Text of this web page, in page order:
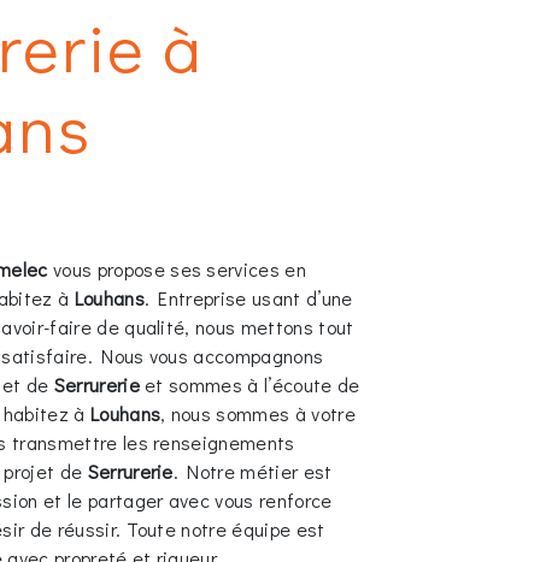
à
vous propose ses services en
à Louhans. Entreprise usant d’une
faire de qualité, nous mettons tout
Nous vous accompagnons
de Serrurerieet sommes à l’écoute de
à Louhans, nous sommes à votre
transmettre les renseignements
de Serrurerie. Notre métier est
et le partager avec vous renforce
de réussir. Toute notre équipe est